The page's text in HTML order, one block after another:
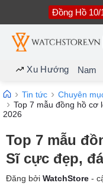
nội
dung
Đồng Hồ 10/
Xu Hướng Nam
Tin tức
Chuyên
Top 7 mẫu đồng hồ cơ
2026
Top 7 mẫu
Sĩ cực đẹp,
Đăng bởi WatchStore -